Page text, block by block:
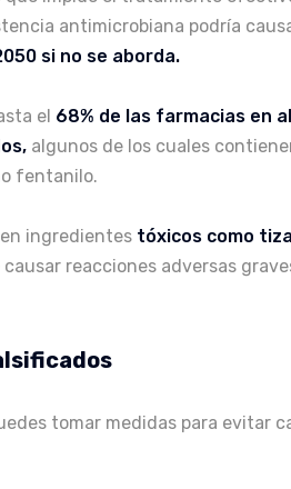
antimicrobiana podría
si no se aborda​.
el 68% de las farmacias en
algunos de los cuales
fentanilo​.
ingredientes tóxicos como
reacciones adversas
tomar medidas para evitar